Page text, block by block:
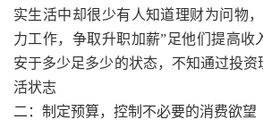
实生活中却很少有人知道理财为问物
力工作，争取升职加薪”足他们提高收
安于多少足多少的状态，不知通过投资
活状志
二：制定预算，控制不必要的消费欲望